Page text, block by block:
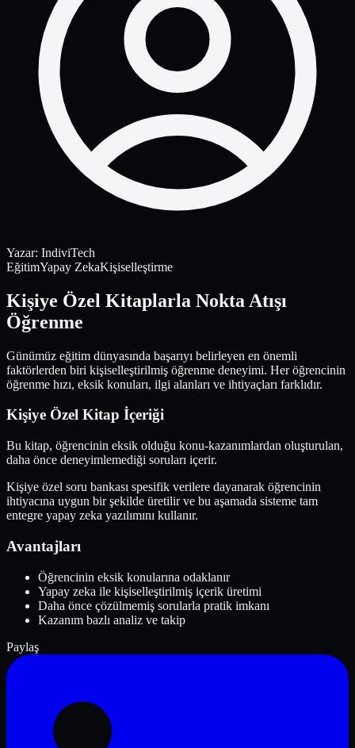
Yazar: IndiviTech
EğitimYapay ZekaKişiselleştirme
Kişiye Özel Kitaplarla Nokta Atışı
Öğrenme
Günümüz eğitim dünyasında başarıyı belirleyen en önemli
faktörlerden biri kişiselleştirilmiş öğrenme deneyimi. Her öğrencinin
öğrenme hızı, eksik konuları, ilgi alanları ve ihtiyaçları farklıdır.
Kişiye Özel Kitap İçeriği
Bu kitap, öğrencinin eksik olduğu konu-kazanımlardan oluşturulan,
daha önce deneyimlemediği soruları içerir.
Kişiye özel soru bankası spesifik verilere dayanarak öğrencinin
ihtiyacına uygun bir şekilde üretilir ve bu aşamada sisteme tam
entegre yapay zeka yazılımını kullanır.
Avantajları
Öğrencinin eksik konularına odaklanır
Yapay zeka ile kişiselleştirilmiş içerik üretimi
Daha önce çözülmemiş sorularla pratik imkanı
Kazanım bazlı analiz ve takip
Paylaş